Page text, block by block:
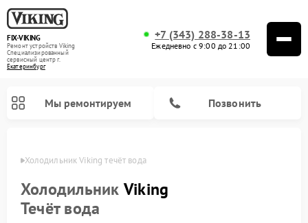
FIX-VIKING
Ремонт устройств Viking
Специализированный
cервисный центр г.
Екатеринбург
+7 (343) 288-38-13
Ежедневно с 9:00 до 21:00
Мы ремонтируем Позвонить
Холодильник Viking течёт вода
Холодильник Viking
Течёт вода